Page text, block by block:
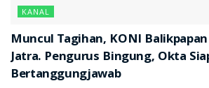
KANAL
Muncul Tagihan, KONI
Jatra. Pengurus Bingung, Okta
Bertanggungjawab